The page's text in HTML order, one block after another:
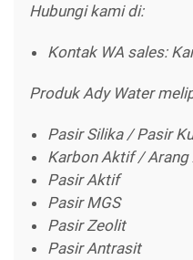
Hubungi kami di:
Kontak WA sales:
Produk Ady Water
Pasir Silika / Pasir
Karbon Aktif /
Pasir Aktif
Pasir MGS
Pasir Zeolit
Pasir Antrasit